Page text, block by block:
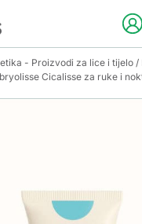
- Proizvodi za lice i tijelo /
Cicalisse za ruke i